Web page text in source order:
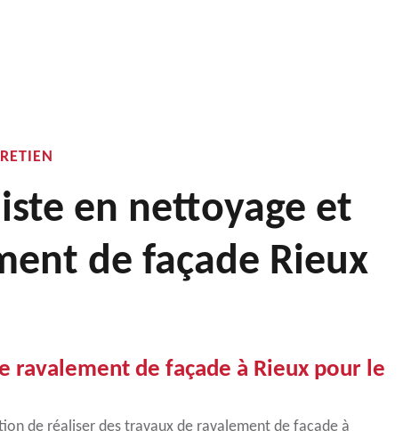
en nettoyage et
de façade Rieux
ravalement de façade à Rieux pour le
de réaliser des travaux de ravalement de façade à